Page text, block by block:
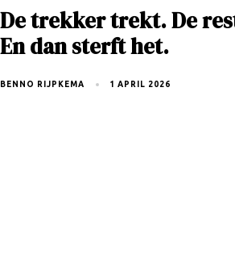
De trekker trekt. De
En dan sterft het.
BENNO RIJPKEMA 1 APRIL 2026